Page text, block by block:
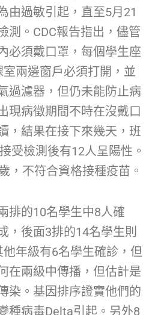
由過敏引起，直至5月21
測。CDC報告指出，儘管
必須戴口罩，每個學生座
兩邊窗戶必須打開，並
過濾器，但仍未能防止病
現病徵期間不時在沒戴口
，結果在接下來幾天，班
受檢測後有12人呈陽性。
，不符合資格接種疫苗。
排的10名學生中8人確
，後面3排的14名學生則
年級有6名學生確診，但
在兩級中傳播，但估計是
染。基因排序證實他們的
種病毒Delta引起。另外8